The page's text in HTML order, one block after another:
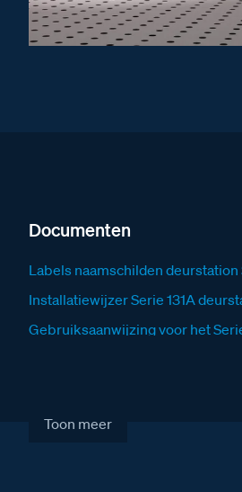
Documenten
Labels naamschilden deurstation
Installatiewijzer Serie 131A
Gebruiksaanwijzing voor het
Toon meer